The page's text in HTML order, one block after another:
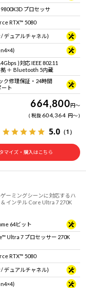
プロセッサ
RTX™ 5080
デュアルチャネル)
)対応 IEEE 802.11
＋ Bluetooth 5内蔵
ク修理保証・24時間
ート
664,800円～
税抜 604,364 円～
5.0 （1）
マイズ・購入はこちら
ーミングシーンに対応するハ
インテル Core Ultra 7 270K
64ビット
Ultra 7 プロセッサー 270K
RTX™ 5080
デュアルチャネル)